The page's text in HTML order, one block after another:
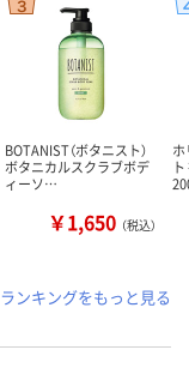
BOTANIST（ボタニスト）
ボタニカルスクラブボデ
ィーソ…
￥1,650 （税込）
ランキングをもっと見る